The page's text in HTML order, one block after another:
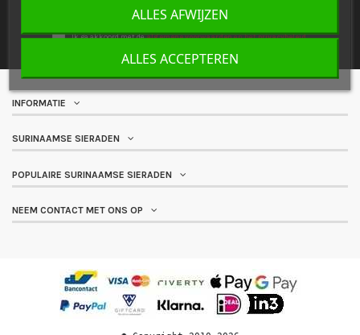
Met de kortingscode krijgt u €5 korting bij een besteding vanaf €75.
Ik ga akkoord met dealgemene voorwaardenen hetprivacybeleid.
INFORMATIE
SURINAAMSE SIERADEN
POPULAIRE SURINAAMSE SIERADEN
NEEM CONTACT MET ONS OP
ALLES AFWIJZEN
ALLES ACCEPTEREN